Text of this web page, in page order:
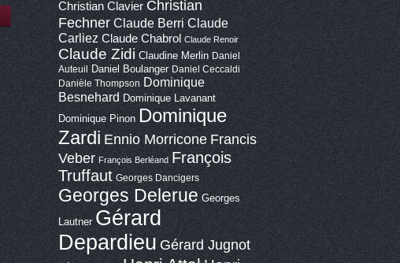
Christian Clavier Christian
Fechner Claude Berri Claude
Carliez Claude Chabrol Claude Renoir
Claude Zidi Claudine Merlin Daniel
Auteuil
Daniel Boulanger Daniel Ceccaldi
Danièle Thompson Dominique
Besnehard Dominique Lavanant
Dominique Pinon Dominique
Zardi Ennio Morricone Francis
Veber François Berléand François
Truffaut Georges Dancigers
Georges Delerue Georges
Lautner Gérard
Depardieu Gérard Jugnot